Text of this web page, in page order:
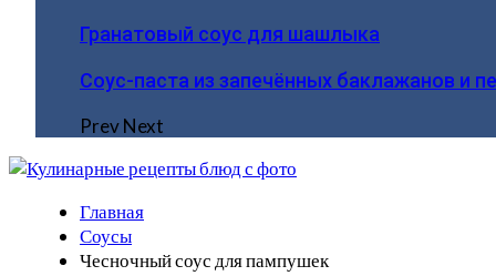
Гранатовый соус для шашлыка
Соус-паста из запечённых баклажанов и
PrevNext
Главная
Соусы
Чесночный соус для пампушек